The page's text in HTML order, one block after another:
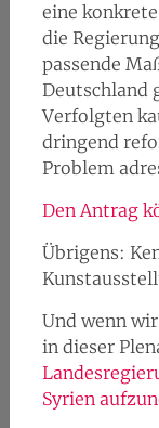
eine
die
passende
Deutschland
Verfolgten
dringend
Problem
Den Antrag
Übrigens:
Und wenn
in dieser
Syrien